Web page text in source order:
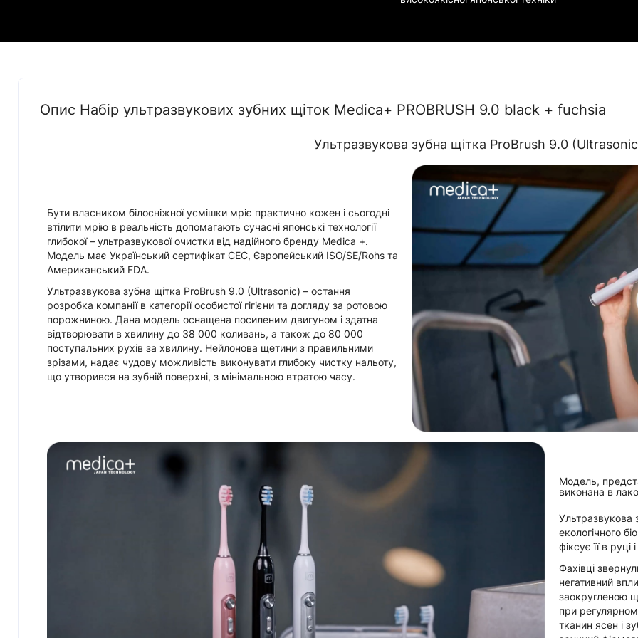
Опис Набір ультразвукових зубних щіток Medica+ PROBRUSH 9.0 black + fuchsia
Ультразвукова зубна щітка ProBrush 9.0
Бути власником білосніжної усмішки мріє практично кожен і сьогодні
втілити мрію в реальність допомагають сучасні японські технології
глибокої – ультразвукової очистки від надійного бренду Medica +.
Модель має Український сертифікат СЕС, Європейський ISO/SE/Rohs та
Американський FDA.
Ультразвукова зубна щітка ProBrush 9.0 (Ultrasonic) – остання
розробка компанії в категорії особистої гігієни та догляду за ротовою
порожниною. Дана модель оснащена посиленим двигуном і здатна
відтворювати в хвилину до 38 000 коливань, а також до 80 000
поступальних рухів за хвилину. Нейлонова щетини з правильними
зрізами, надає чудову можливість виконувати глибоку чистку нальоту,
що утворився на зубній поверхні, з мінімальною втратою часу.
Модель,
виконана в
Ультразвукова
екологічного
фіксує її в
Фахівці
негативний
заокругленою
при
тканин ясен і